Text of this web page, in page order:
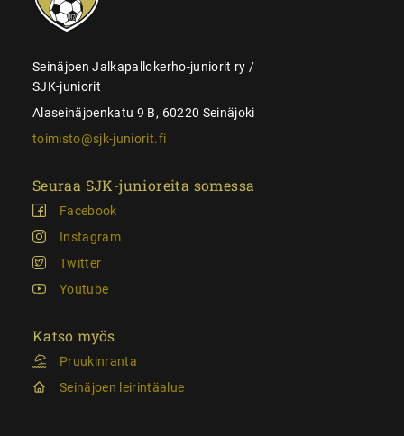
Seinäjoen Jalkapallokerho-juniorit ry /
SJK-juniorit
Alaseinäjoenkatu 9 B, 60220 Seinäjoki
toimisto@sjk-juniorit.fi
Seuraa SJK-junioreita somessa
Facebook
Instagram
Twitter
Youtube
Katso myös
Pruukinranta
Seinäjoen leirintäalue